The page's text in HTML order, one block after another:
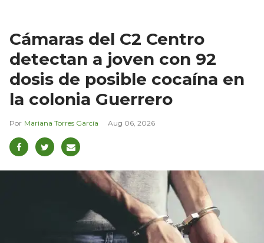
Cámaras del C2 Centro
detectan a joven con 92
dosis de posible cocaína en
la colonia Guerrero
Mariana Torres García Aug 06, 2026